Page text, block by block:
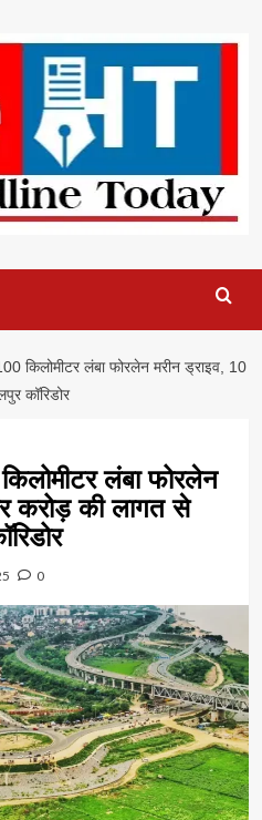
किलोमीटर लंबा फोरलेन मरीन ड्राइव, 10
कॉरिडोर
लंबा फोरलेन
करोड़ की लागत से
0